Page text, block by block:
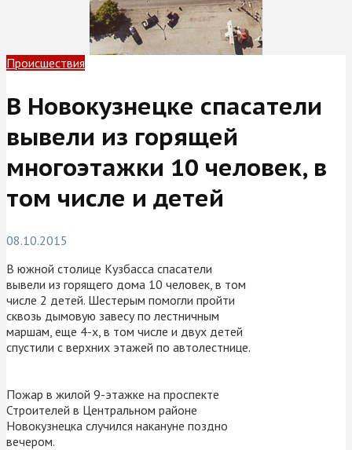
Происшествия
В Новокузнецке спасатели
вывели из горящей
многоэтажки 10 человек, в
том числе и детей
08.10.2015
В южной столице Кузбасса спасатели
вывели из горящего дома 10 человек, в том
числе 2 детей. Шестерым помогли пройти
сквозь дымовую завесу по лестничным
маршам, еще 4-х, в том числе и двух детей
спустили с верхних этажей по автолестнице.
Пожар в жилой 9-этажке на проспекте
Строителей в Центральном районе
Новокузнецка случился накануне поздно
вечером.